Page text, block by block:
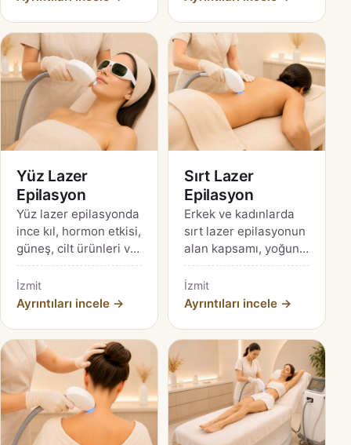
Yüz Lazer
Epilasyon
Yüz lazer epilasyonda
ince kıl, hormon etkisi,
güneş, cilt ürünleri ve
paradoksal kıl artışı
hakkında temkinli
karar rehberi.
İzmit
Ayrıntıları incele →
Sırt Lazer
Epilasyon
Erkek ve kadınlarda
sırt lazer epilasyonun
alan kapsamı, yoğun
kıl yapısı, hazırlık ve
ulaşılması zor bölge
bakımı için rehber.
İzmit
Ayrıntıları incele →